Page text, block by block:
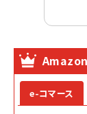
e-コマース